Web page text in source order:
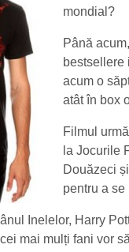
mondial?
Până
bestsellere
acum o
atât în box
Filmul
la Jocurile
Douăzeci
pentru a
Inelelor, Harry
mai mulți fani vor